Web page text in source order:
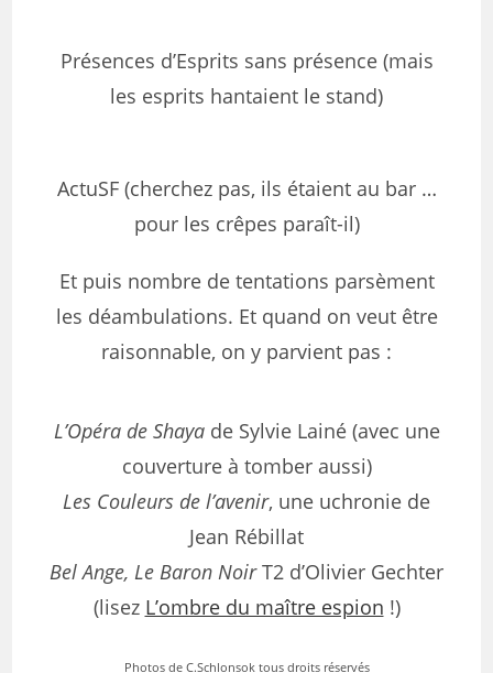
Présences d’Esprits sans présence (mais
les esprits hantaient le stand)
ActuSF (cherchez pas, ils étaient au bar …
pour les crêpes paraît-il)
Et puis nombre de tentations parsèment
les déambulations. Et quand on veut être
raisonnable, on y parvient pas :
L’Opéra de Shayade Sylvie Lainé (avec une
couverture à tomber aussi)
Les Couleurs de l’avenir, une uchronie de
Jean Rébillat
Bel Ange, Le Baron NoirT2 d’Olivier Gechter
(lisez L’ombre du maître espion !)
Photos de C.Schlonsok tous droits réservés